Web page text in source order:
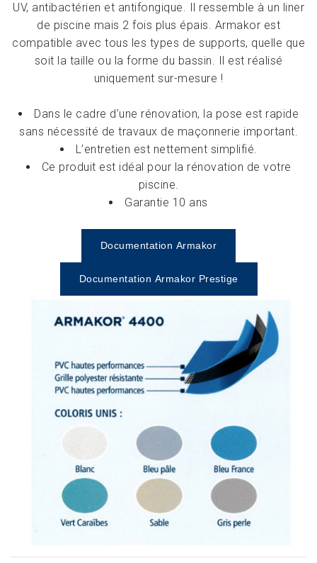
UV, antibactérien et antifongique. Il ressemble à un liner
de piscine mais 2 fois plus épais. Armakor est
compatible avec tous les types de supports, quelle que
soit la taille ou la forme du bassin. Il est réalisé
uniquement sur-mesure !
Dans le cadre d’une rénovation, la pose est rapide
sans nécessité de travaux de maçonnerie important.
L’entretien est nettement simplifié.
Ce produit est idéal pour la rénovation de votre
piscine.
Garantie 10 ans
Documentation Armakor
Documentation Armakor Prestige